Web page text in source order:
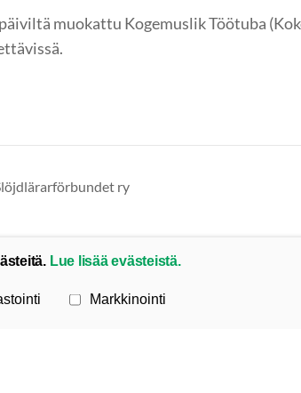
muokattu Kogemuslik Töötuba
ry
Lue lisää evästeistä.
Markkinointi